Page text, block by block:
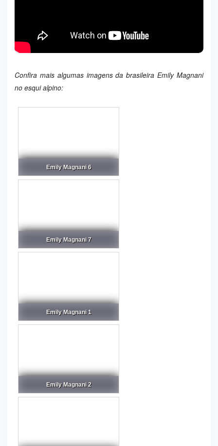
Confira mais algumas imagens da brasileira Emily Magnani
no esqui alpino:
Emily Magnani 6
Emily Magnani 7
Emily Magnani 1
Emily Magnani 2